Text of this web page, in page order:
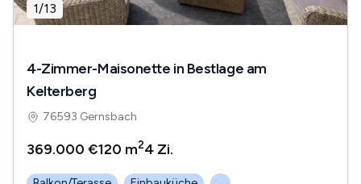
1/13
4-Zimmer-Maisonette in Bestlage am
Kelterberg
76593 Gernsbach
369.000 €120 m24 Zi.